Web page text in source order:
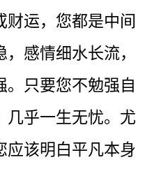
财运，您都是中间
感情细水长流，
。只要您不勉强自
几乎一生无忧。尤
应该明白平凡本身